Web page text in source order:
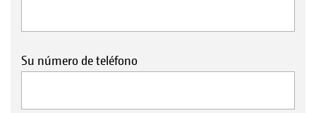
Su número de teléfono